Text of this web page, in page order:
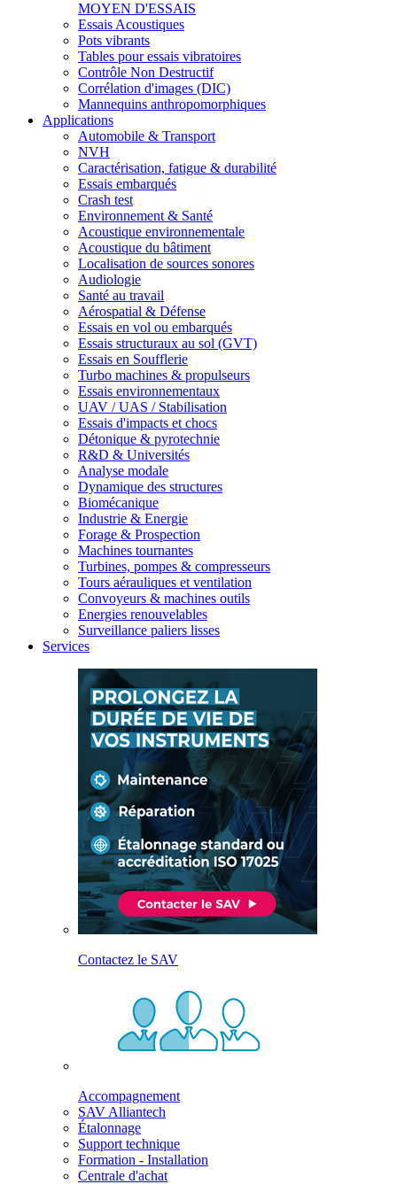
MOYEN D'ESSAIS
Essais Acoustiques
Pots vibrants
Tables pour essais vibratoires
Contrôle Non Destructif
Corrélation d'images (DIC)
Mannequins anthropomorphiques
Applications
Automobile & Transport
NVH
Caractérisation, fatigue & durabilité
Essais embarqués
Crash test
Environnement & Santé
Acoustique environnementale
Acoustique du bâtiment
Localisation de sources sonores
Audiologie
Santé au travail
Aérospatial & Défense
Essais en vol ou embarqués
Essais structuraux au sol (GVT)
Essais en Soufflerie
Turbo machines & propulseurs
Essais environnementaux
UAV / UAS / Stabilisation
Essais d'impacts et chocs
Détonique & pyrotechnie
R&D & Universités
Analyse modale
Dynamique des structures
Biomécanique
Industrie & Energie
Forage & Prospection
Machines tournantes
Turbines, pompes & compresseurs
Tours aérauliques et ventilation
Convoyeurs & machines outils
Energies renouvelables
Surveillance paliers lisses
Services
Contactez le SAV
Accompagnement
SAV Alliantech
Étalonnage
Support technique
Formation - Installation
Centrale d'achat